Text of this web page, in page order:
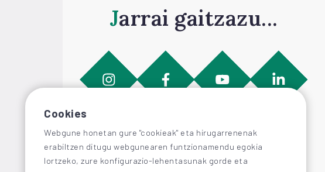
Jarrai gaitzazu...
Cookies
Webgune honetan gure "cookieak" eta hirugarrenenak
erabiltzen ditugu webgunearen funtzionamendu egokia
lortzeko, zure konfigurazio-lehentasunak gorde eta